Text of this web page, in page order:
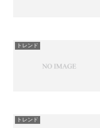
トレンド
トレンド